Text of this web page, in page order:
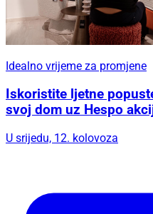
Idealno vrijeme za promjene
Iskoristite ljetne
svoj dom uz Hespo
U srijedu, 12. kolovoza